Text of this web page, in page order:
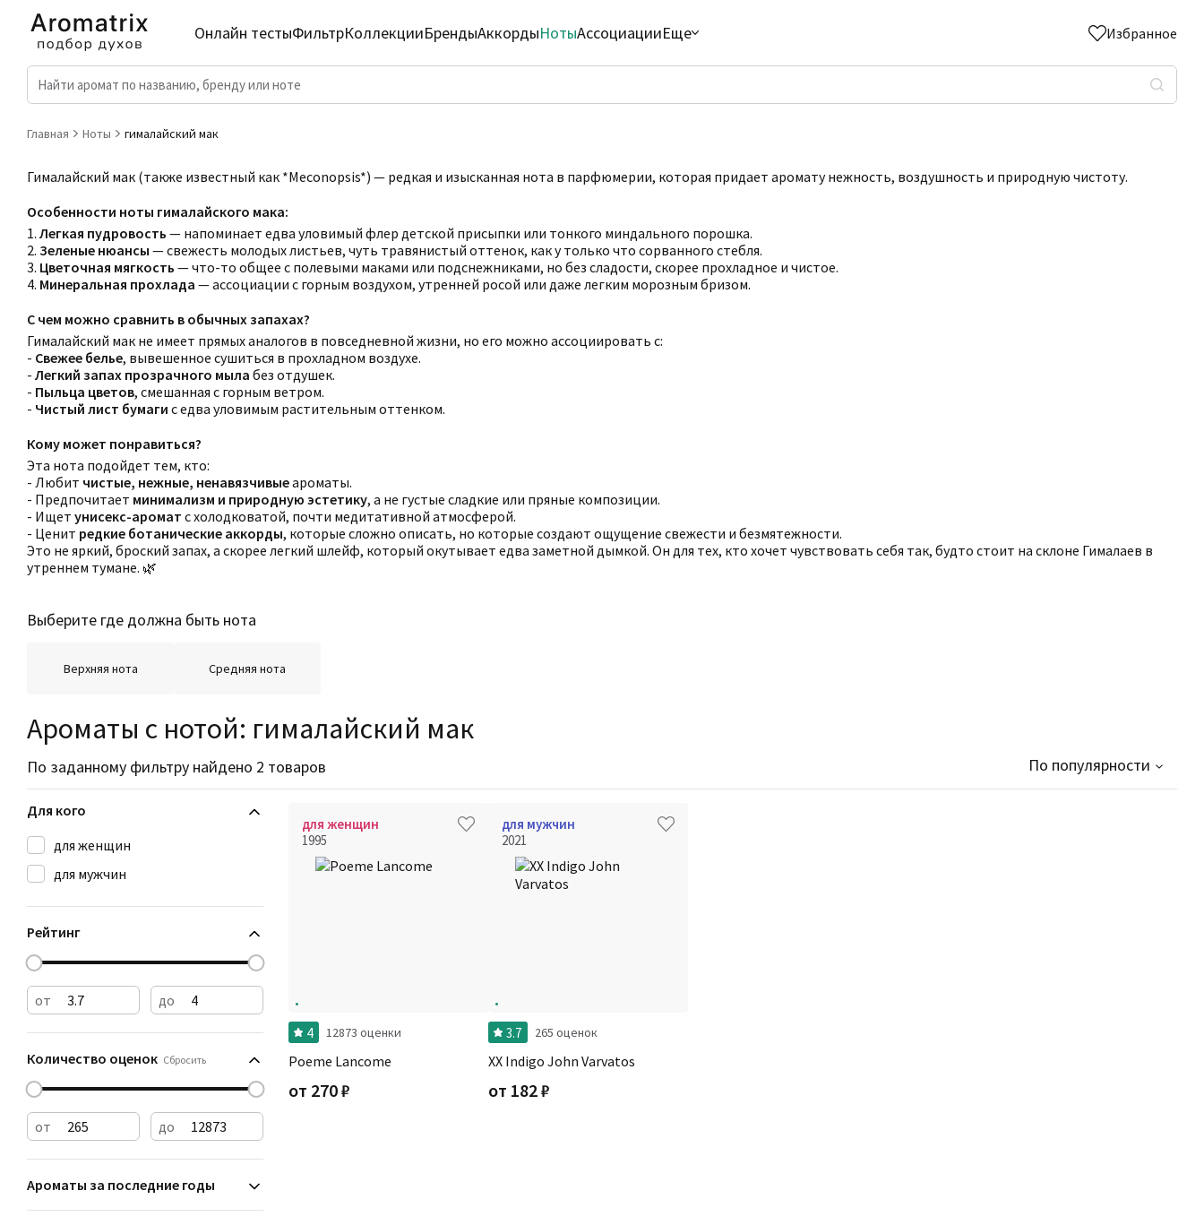
Онлайн тестыФильтрКоллекцииБрендыАккордыНотыАссоциацииЕще Избранное
Главная Ноты гималайский мак
Гималайский мак (также известный как *Meconopsis*) — редкая и изысканная нота в парфюмерии, которая придает аромату нежность, воздушность и природную чистоту.
Особенности ноты гималайского мака:
1. Легкая пудровость — напоминает едва уловимый флер детской присыпки или тонкого миндального порошка.
2. Зеленые нюансы — свежесть молодых листьев, чуть травянистый оттенок, как у только что сорванного стебля.
3. Цветочная мягкость — что-то общее с полевыми маками или подснежниками, но без сладости, скорее прохладное и чистое.
4. Минеральная прохлада — ассоциации с горным воздухом, утренней росой или даже легким морозным бризом.
С чем можно сравнить в обычных запахах?
Гималайский мак не имеет прямых аналогов в повседневной жизни, но его можно ассоциировать с:
- Свежее белье, вывешенное сушиться в прохладном воздухе.
- Легкий запах прозрачного мыла без отдушек.
- Пыльца цветов, смешанная с горным ветром.
- Чистый лист бумаги с едва уловимым растительным оттенком.
Кому может понравиться?
Эта нота подойдет тем, кто:
- Любит чистые, нежные, ненавязчивыеароматы.
- Предпочитает минимализм и природную эстетику, а не густые сладкие или пряные композиции.
- Ищет унисекс-аромат с холодковатой, почти медитативной атмосферой.
- Ценит редкие ботанические аккорды, которые сложно описать, но которые создают ощущение свежести и безмятежности.
Это не яркий, броский запах, а скорее легкий шлейф, который окутывает едва заметной дымкой. Он для тех, кто хочет чувствовать себя так, будто стоит на склоне Гималаев в
утреннем тумане. 🌿
Выберите где должна быть нота
Верхняя нота Средняя нота
Ароматы с нотой: гималайский мак
По заданному фильтру найдено 2 товаров По популярности
Для кого
для женщин
для мужчин
Рейтинг
от до
Количество оценок Сбросить
от до
Ароматы за последние годы
для женщин
1995
4 12873 оценки
Poeme Lancome
от 270₽
для мужчин
2021
3.7 265 оценок
XX Indigo John Varvatos
от 182₽